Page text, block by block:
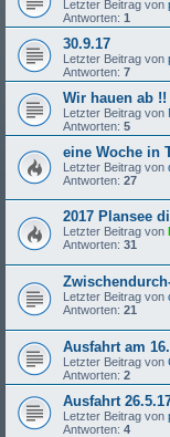
Letzter Beitrag von
Antworten: 1
30.9.17
Letzter Beitrag von
Antworten: 7
Wir hauen ab !!
Letzter Beitrag von
Antworten: 5
eine Woche in
Letzter Beitrag von
Antworten: 27
2017 Plansee
Letzter Beitrag von
Antworten: 31
Letzter Beitrag von
Antworten: 21
Ausfahrt am
Letzter Beitrag von
Antworten: 2
Ausfahrt
Letzter Beitrag von
Antworten: 4